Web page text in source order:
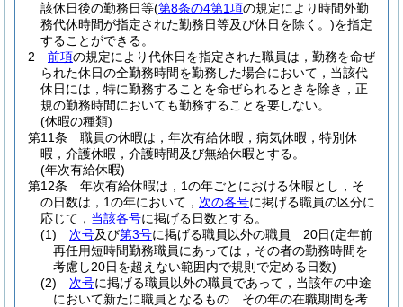
該休日後の勤務日等(第8条の4第1項の規定により時間外勤
務代休時間が指定された勤務日等及び休日を除く。)を指定
することができる。
2
前項の規定により代休日を指定された職員は，勤務を命ぜ
られた休日の全勤務時間を勤務した場合において，当該代
休日には，特に勤務することを命ぜられるときを除き，正
規の勤務時間においても勤務することを要しない。
(休暇の種類)
第11条
職員の休暇は，年次有給休暇，病気休暇，特別休
暇，介護休暇，介護時間及び無給休暇とする。
(年次有給休暇)
第12条
年次有給休暇は，1の年ごとにおける休暇とし，そ
の日数は，1の年において， 次の各号に掲げる職員の区分に
応じて， 当該各号に掲げる日数とする。
(1)
次号及び第3号に掲げる職員以外の職員 20日(定年前
再任用短時間勤務職員にあっては，その者の勤務時間を
考慮し20日を超えない範囲内で規則で定める日数)
(2)
次号に掲げる職員以外の職員であって，当該年の中途
において新たに職員となるもの その年の在職期間を考